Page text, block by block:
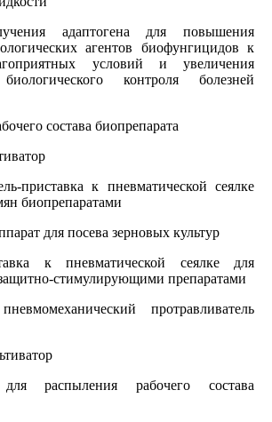
адаптогена для повышения
агентов биофунгицидов к
условий и увеличения
контроля болезней
состава биопрепарата
приставка к пневматической сеялке
биопрепаратами
для посева зерновых культур
к пневматической сеялке для
стимулирующими препаратами
протравливатель
распыления рабочего состава